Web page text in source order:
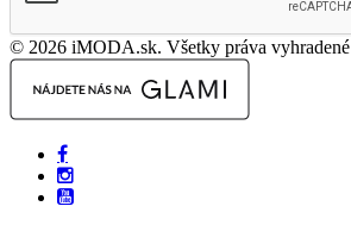
© 2026 iMODA.sk. Všetky práva vyhradené